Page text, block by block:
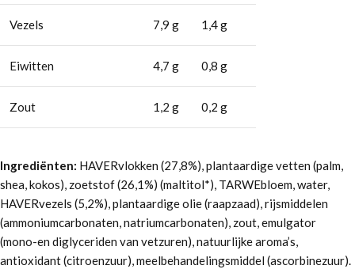
Vezels 7,9 g 1,4 g
Eiwitten 4,7 g 0,8 g
Zout 1,2 g 0,2 g
Ingrediënten: HAVERvlokken (27,8%), plantaardige vetten (palm,
shea, kokos), zoetstof (26,1%) (maltitol*), TARWEbloem, water,
HAVERvezels (5,2%), plantaardige olie (raapzaad), rijsmiddelen
(ammoniumcarbonaten, natriumcarbonaten), zout, emulgator
(mono-en diglyceriden van vetzuren), natuurlijke aroma’s,
antioxidant (citroenzuur), meelbehandelingsmiddel (ascorbinezuur).